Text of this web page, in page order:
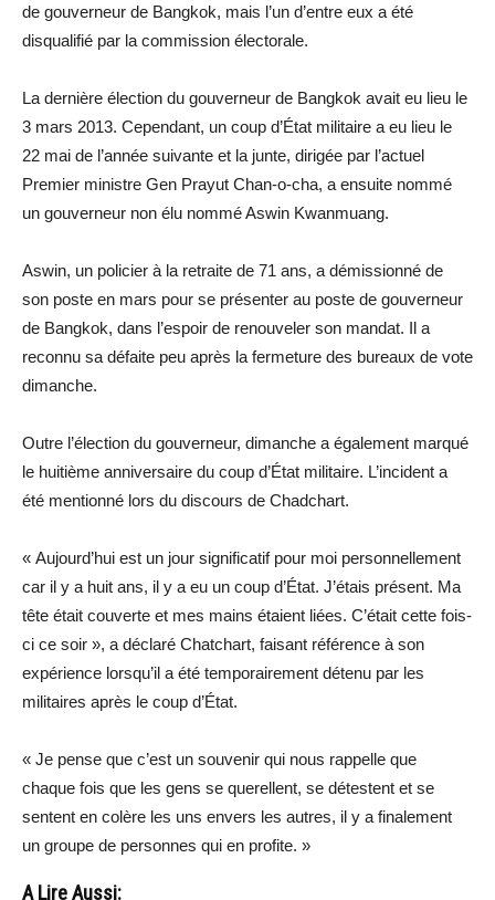
de gouverneur de Bangkok, mais l’un d’entre eux a été
disqualifié par la commission électorale.
La dernière élection du gouverneur de Bangkok avait eu lieu le
3 mars 2013. Cependant, un coup d’État militaire a eu lieu le
22 mai de l’année suivante et la junte, dirigée par l’actuel
Premier ministre Gen Prayut Chan-o-cha, a ensuite nommé
un gouverneur non élu nommé Aswin Kwanmuang.
Aswin, un policier à la retraite de 71 ans, a démissionné de
son poste en mars pour se présenter au poste de gouverneur
de Bangkok, dans l’espoir de renouveler son mandat. Il a
reconnu sa défaite peu après la fermeture des bureaux de vote
dimanche.
Outre l’élection du gouverneur, dimanche a également marqué
le huitième anniversaire du coup d’État militaire. L’incident a
été mentionné lors du discours de Chadchart.
« Aujourd’hui est un jour significatif pour moi personnellement
car il y a huit ans, il y a eu un coup d’État. J’étais présent. Ma
tête était couverte et mes mains étaient liées. C’était cette fois-
ci ce soir », a déclaré Chatchart, faisant référence à son
expérience lorsqu’il a été temporairement détenu par les
militaires après le coup d’État.
« Je pense que c’est un souvenir qui nous rappelle que
chaque fois que les gens se querellent, se détestent et se
sentent en colère les uns envers les autres, il y a finalement
un groupe de personnes qui en profite. »
A Lire Aussi: